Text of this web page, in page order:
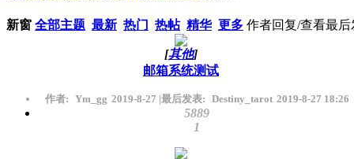
新窗 全部主题 最新 热门 热帖 精华 更多 作者回复/查看最后
[其他]
邮箱系统测试
作者: Ym_gg 2019-8-27 |最后发表: Destiny_tarot 2019-8-27 18:26
5889
1